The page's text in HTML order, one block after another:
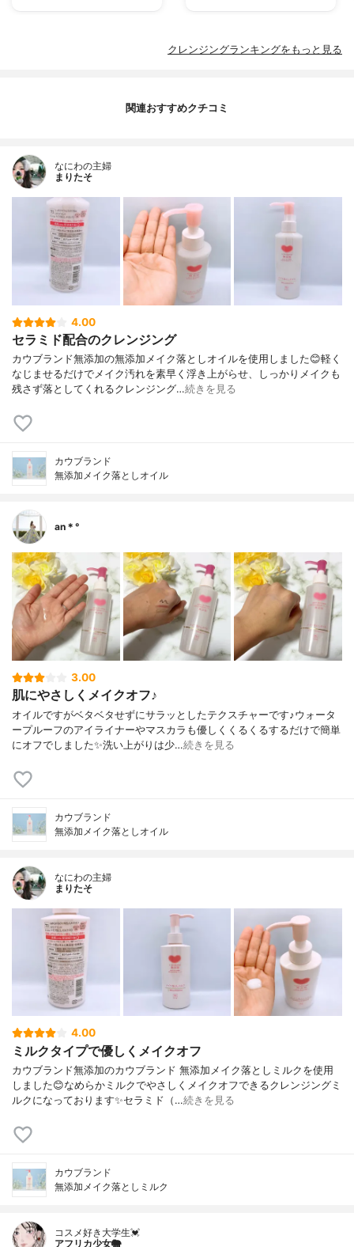
クレンジングランキングをもっと見る
関連おすすめクチコミ
なにわの主婦
まりたそ
4.00
セラミド配合のクレンジング
カウブランド無添加の無添加メイク落としオイルを使用しました😊軽く
なじませるだけでメイク汚れを素早く浮き上がらせ、しっかりメイクも
残さず落としてくれるクレンジング…続きを見る
カウブランド
無添加メイク落としオイル
an＊°
3.00
肌にやさしくメイクオフ♪
オイルですがベタベタせずにサラッとしたテクスチャーです♪ウォータ
ープルーフのアイライナーやマスカラも優しくくるくるするだけで簡単
にオフでしました✨洗い上がりは少…続きを見る
カウブランド
無添加メイク落としオイル
なにわの主婦
まりたそ
4.00
ミルクタイプで優しくメイクオフ
カウブランド無添加のカウブランド 無添加メイク落としミルクを使用
しました😊なめらかミルクでやさしくメイクオフできるクレンジングミ
ルクになっております✨セラミド（…続きを見る
カウブランド
無添加メイク落としミルク
コスメ好き大学生💓
アフリカ少女🐘